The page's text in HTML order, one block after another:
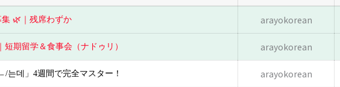
集 🌿｜残席わずか arayokorean
期留学＆食事会（ナドゥリ） arayokorean
/는데」4週間で完全マスター！ arayokorean